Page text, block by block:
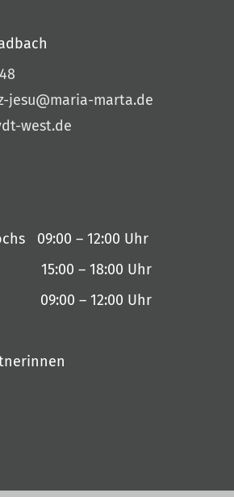
jesu@maria-marta.de
west.de
09:00 – 12:00 Uhr
– 18:00 Uhr
– 12:00 Uhr